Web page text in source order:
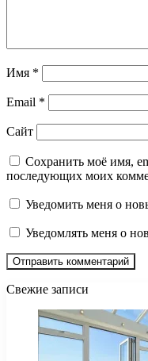
Имя *
Email *
Сайт
Сохранить моё имя,
последующих моих
Уведомить меня о
Уведомлять меня о
Свежие записи